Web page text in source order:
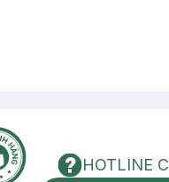
HOTLINE